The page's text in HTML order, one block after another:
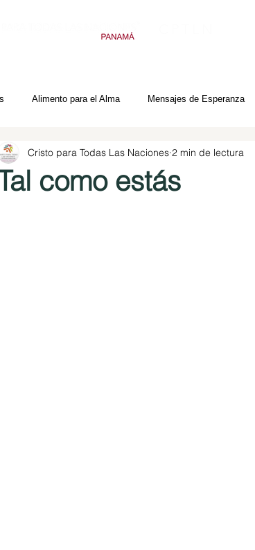
Alimento para el Alma Mensajes de Esperanza
como estás
Cristo para Todas Las Naciones 2 min de lectura